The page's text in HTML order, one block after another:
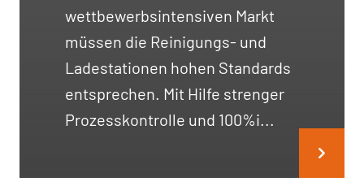
wettbewerbsintensiven Markt
müssen die Reinigungs- und
Ladestationen hohen Standards
entsprechen. Mit Hilfe strenger
Prozesskontrolle und 100%i...